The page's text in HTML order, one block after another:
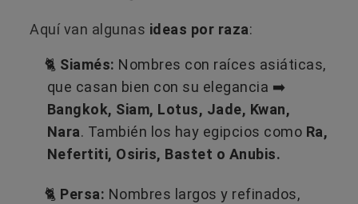
Aquí van algunas ideas por raza:
🐈 Siamés: Nombres con raíces asiáticas,
que casan bien con su elegancia ➡️​
Bangkok, Siam, Lotus, Jade, Kwan,
Nara. También los hay egipcios como Ra,
Nefertiti, Osiris, Bastet o Anubis.
🐈 Persa: Nombres largos y refinados,